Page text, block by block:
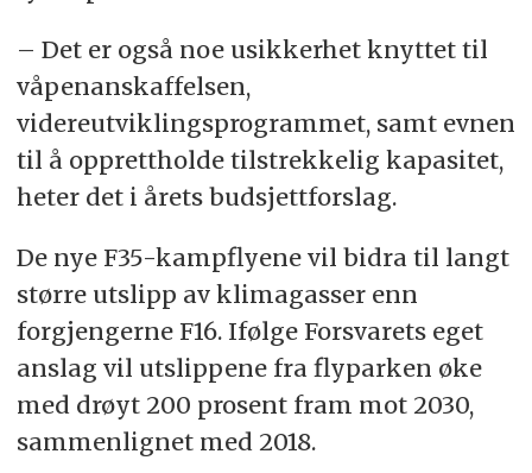
– Det er også noe usikkerhet knyttet til
våpenanskaffelsen,
videreutviklingsprogrammet, samt evnen
til å opprettholde tilstrekkelig kapasitet,
heter det i årets budsjettforslag.
De nye F35-kampflyene vil bidra til langt
større utslipp av klimagasser enn
forgjengerne F16. Ifølge Forsvarets eget
anslag vil utslippene fra flyparken øke
med drøyt 200 prosent fram mot 2030,
sammenlignet med 2018.